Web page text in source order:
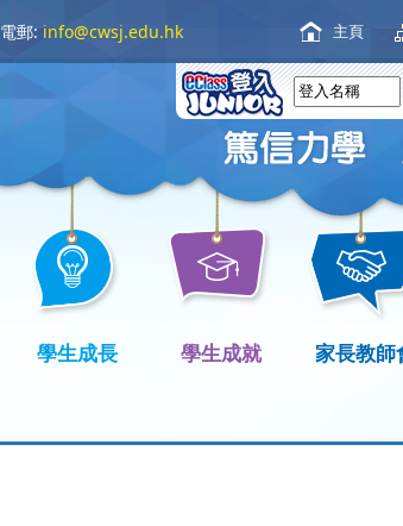
電郵: info@cwsj.edu.hk 主頁
學生成長 學生成就 家長教師